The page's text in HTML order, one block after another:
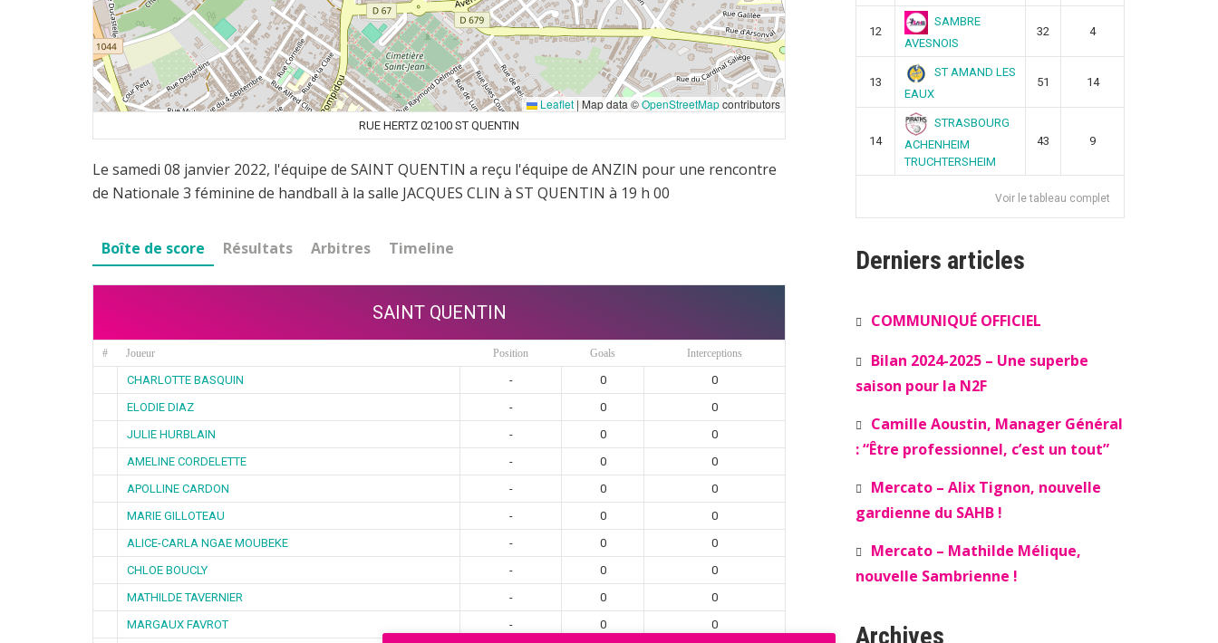
Leaflet | Map data ©OpenStreetMapcontributors
RUE HERTZ 02100 ST QUENTIN
Le samedi 08 janvier 2022, l'équipe de SAINT QUENTIN a reçu l'équipe de ANZIN pour une rencontre
de Nationale 3 féminine de handball à la salle JACQUES CLIN à ST QUENTIN à 19 h 00
Boîte de score Résultats Arbitres Timeline
SAINT QUENTIN
# Joueur Position Goals Interceptions
CHARLOTTE BASQUIN - 0
0
ELODIE DIAZ
- 0
0
JULIE HURBLAIN
- 0
0
AMELINE CORDELETTE
- 0
0
APOLLINE CARDON
- 0
0
MARIE GILLOTEAU
- 0
0
ALICE-CARLA NGAE MOUBEKE
- 0
0
CHLOE BOUCLY
- 0
0
MATHILDE TAVERNIER
- 0
0
MARGAUX FAVROT
- 0
0
12
SAMBRE
AVESNOIS
32 4
13
ST AMAND LES
EAUX
51 14
14
STRASBOURG
ACHENHEIM
TRUCHTERSHEIM
43 9
Voir le tableau complet
Derniers articles
COMMUNIQUÉ OFFICIEL
Bilan 2024-2025 – Une superbe
saison pour la N2F
Camille Aoustin, Manager Général
: “Être professionnel, c’est un tout”
Mercato – Alix Tignon, nouvelle
gardienne du SAHB !
Mercato – Mathilde Mélique,
nouvelle Sambrienne !
Archives